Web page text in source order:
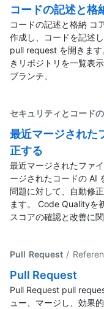
コードの記述と格
コードの記述と格納 コ
作成し、コードを記述
pull request を開きま
きリポジトリを一覧表
ブランチ、
セキュリティとコード
最近マージされた
正する
最近マージされたファ
ージされたコードの AI
問題に対して、自動修
ます。 Code Qualityを
スコアの確認と改善に
Pull Request /
Pull Request
Pull Request pull
ュー、マージし、効果